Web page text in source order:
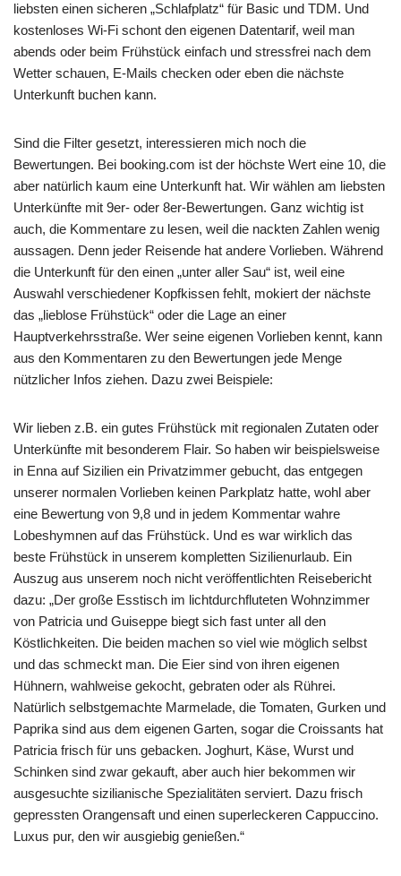
liebsten einen sicheren „Schlafplatz“ für Basic und TDM. Und
kostenloses Wi-Fi schont den eigenen Datentarif, weil man
abends oder beim Frühstück einfach und stressfrei nach dem
Wetter schauen, E-Mails checken oder eben die nächste
Unterkunft buchen kann.
Sind die Filter gesetzt, interessieren mich noch die
Bewertungen. Bei booking.com ist der höchste Wert eine 10, die
aber natürlich kaum eine Unterkunft hat. Wir wählen am liebsten
Unterkünfte mit 9er- oder 8er-Bewertungen. Ganz wichtig ist
auch, die Kommentare zu lesen, weil die nackten Zahlen wenig
aussagen. Denn jeder Reisende hat andere Vorlieben. Während
die Unterkunft für den einen „unter aller Sau“ ist, weil eine
Auswahl verschiedener Kopfkissen fehlt, mokiert der nächste
das „lieblose Frühstück“ oder die Lage an einer
Hauptverkehrsstraße. Wer seine eigenen Vorlieben kennt, kann
aus den Kommentaren zu den Bewertungen jede Menge
nützlicher Infos ziehen. Dazu zwei Beispiele:
Wir lieben z.B. ein gutes Frühstück mit regionalen Zutaten oder
Unterkünfte mit besonderem Flair. So haben wir beispielsweise
in Enna auf Sizilien ein Privatzimmer gebucht, das entgegen
unserer normalen Vorlieben keinen Parkplatz hatte, wohl aber
eine Bewertung von 9,8 und in jedem Kommentar wahre
Lobeshymnen auf das Frühstück. Und es war wirklich das
beste Frühstück in unserem kompletten Sizilienurlaub. Ein
Auszug aus unserem noch nicht veröffentlichten Reisebericht
dazu: „Der große Esstisch im lichtdurchfluteten Wohnzimmer
von Patricia und Guiseppe biegt sich fast unter all den
Köstlichkeiten. Die beiden machen so viel wie möglich selbst
und das schmeckt man. Die Eier sind von ihren eigenen
Hühnern, wahlweise gekocht, gebraten oder als Rührei.
Natürlich selbstgemachte Marmelade, die Tomaten, Gurken und
Paprika sind aus dem eigenen Garten, sogar die Croissants hat
Patricia frisch für uns gebacken. Joghurt, Käse, Wurst und
Schinken sind zwar gekauft, aber auch hier bekommen wir
ausgesuchte sizilianische Spezialitäten serviert. Dazu frisch
gepressten Orangensaft und einen superleckeren Cappuccino.
Luxus pur, den wir ausgiebig genießen.“